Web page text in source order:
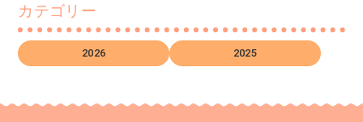
カテゴリー
2026 2025